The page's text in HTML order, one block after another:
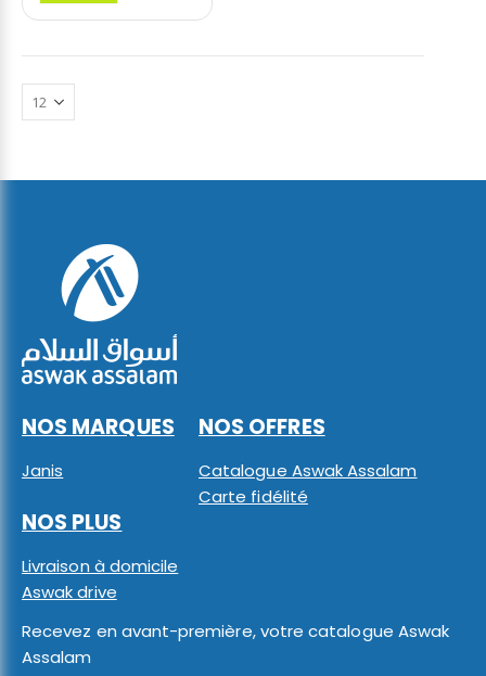
NOS MARQUES
Janis
NOS OFFRES
Catalogue Aswak Assalam
Carte fidélité
NOS PLUS
Livraison à domicile
Aswak drive
Recevez en avant-première, votre catalogue Aswak
Assalam